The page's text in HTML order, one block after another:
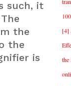
such, it
the
the
is
[4]
the